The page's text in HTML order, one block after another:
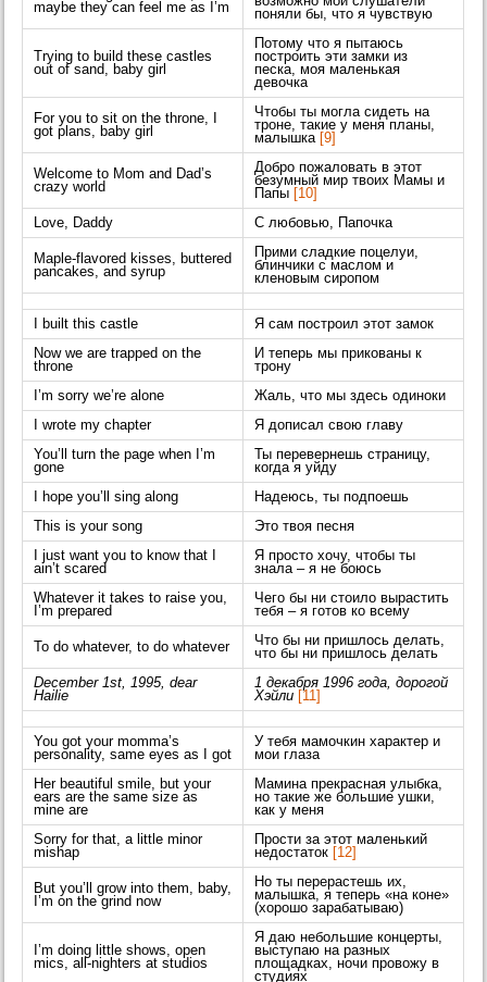
maybe they can feel me as I’m
поняли бы, что я чувствую
Trying to build these castles
out of sand, baby girl
Потому что я пытаюсь
построить эти замки из
песка, моя маленькая
девочка
For you to sit on the throne, I
got plans, baby girl
Чтобы ты могла сидеть на
троне, такие у меня планы,
малышка [9]
Welcome to Mom and Dad’s
crazy world
Добро пожаловать в этот
безумный мир твоих Мамы и
Папы
[10]
Love, Daddy
С любовью, Папочка
Maple-flavored kisses, buttered
pancakes, and syrup
Прими сладкие поцелуи,
блинчики с маслом и
кленовым сиропом
I built this castle
Я сам построил этот замок
Now we are trapped on the
throne
И теперь мы прикованы к
трону
I’m sorry we’re alone
Жаль, что мы здесь одиноки
I wrote my chapter
Я дописал свою главу
You’ll turn the page when I’m
gone
Ты перевернешь страницу,
когда я уйду
I hope you’ll sing along
Надеюсь, ты подпоешь
This is your song
Это твоя песня
I just want you to know that I
ain’t scared
Я просто хочу, чтобы ты
знала – я не боюсь
Whatever it takes to raise you,
I’m prepared
Чего бы ни стоило вырастить
тебя – я готов ко всему
To do whatever, to do whatever
Что бы ни пришлось делать,
что бы ни пришлось делать
December 1st, 1995, dear
Hailie
1 декабря 1996 года, дорогой
Хэйли
[11]
You got your momma’s
personality, same eyes as I got
У тебя мамочкин характер и
мои глаза
Her beautiful smile, but your
ears are the same size as
mine are
Мамина прекрасная улыбка,
но такие же большие ушки,
как у меня
Sorry for that, a little minor
mishap
Прости за этот маленький
недостаток
[12]
But you’ll grow into them, baby,
I’m on the grind now
Но ты перерастешь их,
малышка, я теперь «на коне»
(хорошо зарабатываю)
I’m doing little shows, open
mics, all-nighters at studios
Я даю небольшие концерты,
выступаю на разных
площадках, ночи провожу в
студиях